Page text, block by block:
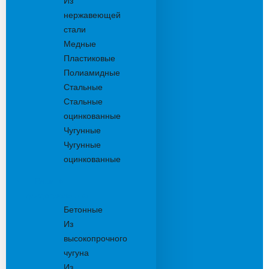
нержавеющей
стали
Медные
Пластиковые
Полиамидные
Стальные
Стальные
оцинкованные
Чугунные
Чугунные
оцинкованные
Бетонные
Из
высокопрочного
чугуна